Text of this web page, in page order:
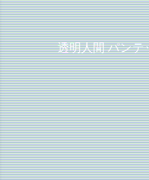
透明人間 パン